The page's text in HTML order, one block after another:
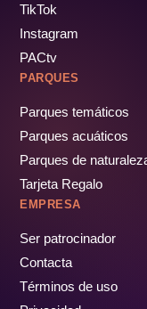
TikTok
Instagram
PACtv
PARQUES
Parques temáticos
Parques acuáticos
Parques de
Tarjeta Regalo
EMPRESA
Ser patrocinador
Contacta
Términos de uso